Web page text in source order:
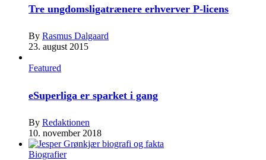
Tre ungdomsligatrænere erhverver P-licens
By Rasmus Dalgaard
23. august 2015
Featured
eSuperliga er sparket i gang
By Redaktionen
10. november 2018
Biografier